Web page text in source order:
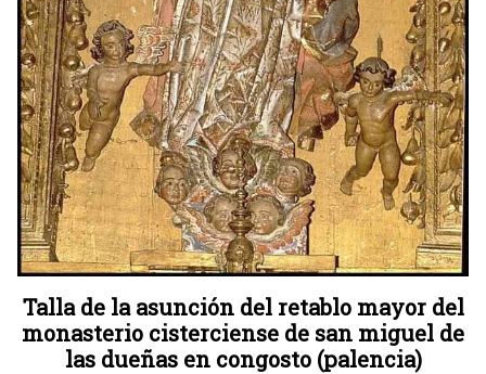
Talla de la asunción del retablo mayor del
monasterio cisterciense de san miguel de
las dueñas en congosto (palencia)